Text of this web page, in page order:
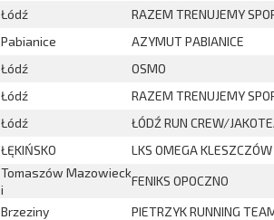
Łódź RAZEM TRENUJEMY
Pabianice AZYMUT PABIANICE
Łódź OSMO
Łódź RAZEM TRENUJEMY
Łódź ŁÓDŹ RUN CREW/
ŁĘKIŃSKO LKS OMEGA KLESZCZÓW
Tomaszów Mazowieck
i
FENIKS OPOCZNO
Brzeziny PIETRZYK RUNNING